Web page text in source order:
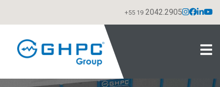
+55 19 2042.2905